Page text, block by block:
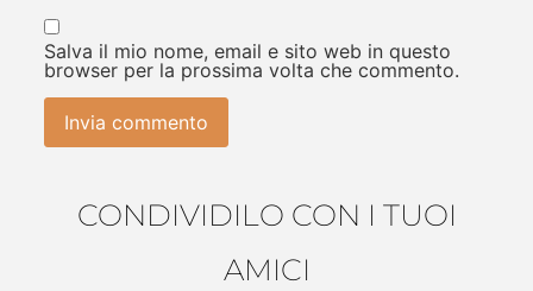
Salva il mio nome, email e sito web in questo
browser per la prossima volta che commento.
CONDIVIDILO CON I TUOI
AMICI